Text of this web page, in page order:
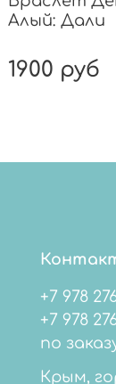
Алый: Дали
1900 руб
+7 978
+7 978 276
по
Крым,